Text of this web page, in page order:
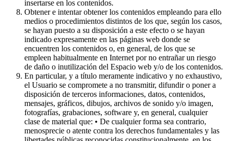
insertarse en los contenidos.
Obtener e intentar obtener los contenidos empleando para ello
medios o procedimientos distintos de los que, según los casos,
se hayan puesto a su disposición a este efecto o se hayan
indicado expresamente en las páginas web donde se
encuentren los contenidos o, en general, de los que se
empleen habitualmente en Internet por no entrañar un riesgo
de daño o inutilización del Espacio web y/o de los contenidos.
En particular, y a título meramente indicativo y no exhaustivo,
el Usuario se compromete a no transmitir, difundir o poner a
disposición de terceros informaciones, datos, contenidos,
mensajes, gráficos, dibujos, archivos de sonido y/o imagen,
fotografías, grabaciones, software y, en general, cualquier
clase de material que: • De cualquier forma sea contrario,
menosprecie o atente contra los derechos fundamentales y las